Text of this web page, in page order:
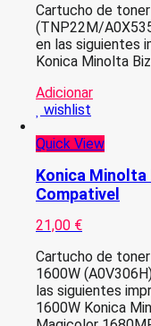
Cartucho de
(TNP22M/
en las siguientes
Konica Minolta
Adicionar
wishlist
Quick View
Konica Minolta
Compativel
21,00 €
Cartucho de
1600W
las siguientes
1600W Konica